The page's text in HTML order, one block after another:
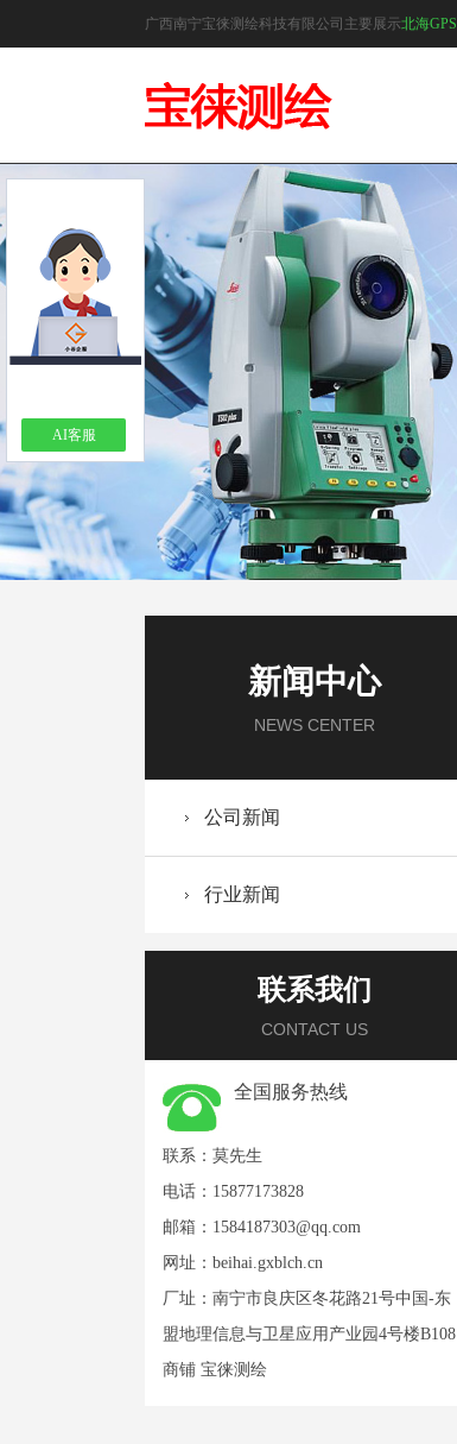
广西南宁宝徕测绘科技有限公司主要展示北海GPS
新闻中心
NEWS CENTER
公司新闻
行业新闻
联系我们
CONTACT US
全国服务热线
联系：莫先生
电话：15877173828
邮箱： 1584187303@qq.com
网址： beihai.gxblch.cn
厂址：南宁市良庆区冬花路21号中国-东
盟地理信息与卫星应用产业园4号楼B108
商铺 宝徕测绘
AI客服